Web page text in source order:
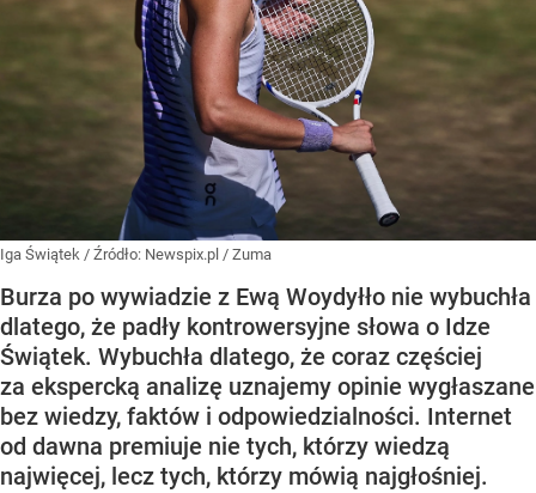
Iga Świątek / Źródło: Newspix.pl / Zuma
Burza po wywiadzie z Ewą Woydyłło nie wybuchła
dlatego, że padły kontrowersyjne słowa o Idze
Świątek. Wybuchła dlatego, że coraz częściej
za ekspercką analizę uznajemy opinie wygłaszane
bez wiedzy, faktów i odpowiedzialności. Internet
od dawna premiuje nie tych, którzy wiedzą
najwięcej, lecz tych, którzy mówią najgłośniej.